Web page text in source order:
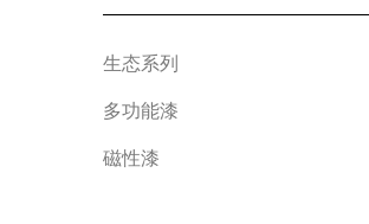
生态系列
多功能漆
磁性漆